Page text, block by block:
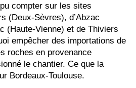
compter sur les sites
(Deux-Sèvres), d’Abzac
(Haute-Vienne) et de Thiviers
empêcher des importations de
roches en provenance
le chantier. Ce que la
Bordeaux-Toulouse.